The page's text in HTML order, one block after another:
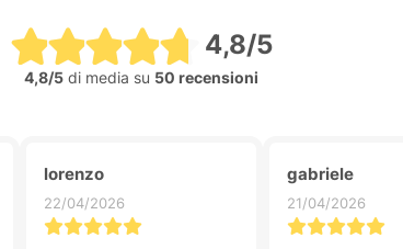
4,8/5
4,8/5 di media su 50 recensioni
lorenzo
22/04/2026
gabriele
21/04/2026